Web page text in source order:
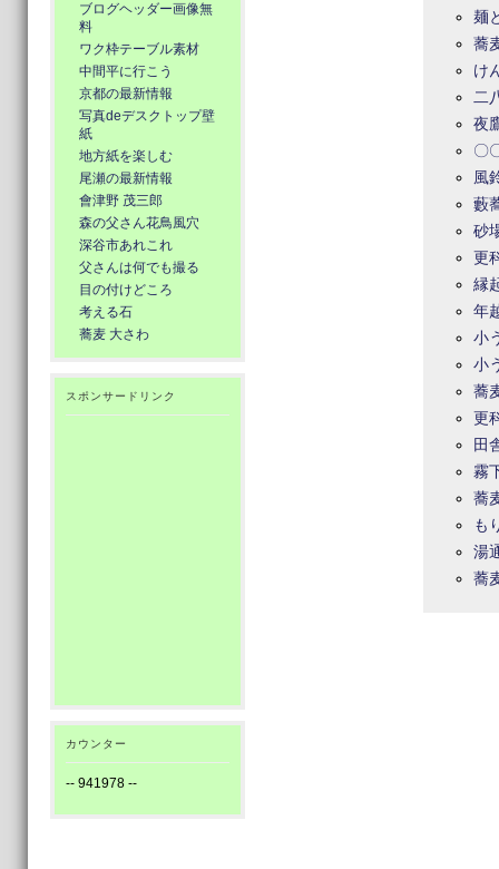
ブログヘッダー画像無
料
ワク枠テーブル素材
中間平に行こう
京都の最新情報
写真deデスクトップ壁
紙
地方紙を楽しむ
尾瀬の最新情報
會津野 茂三郎
森の父さん花鳥風穴
深谷市あれこれ
父さんは何でも撮る
目の付けどころ
考える石
蕎麦 大さわ
スポンサードリンク
カウンター
-- 941978--
麺
蕎
け
二
夜
〇
風
藪
砂
更
縁
年
小
小
蕎
更
田
霧
蕎
も
湯
蕎